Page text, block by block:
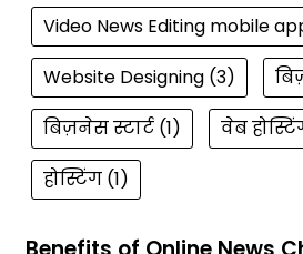
Video News Editing mobile
Website Designing(3)
बिज़नेस स्टार्ट(1) वेब
होस्टिंग(1)